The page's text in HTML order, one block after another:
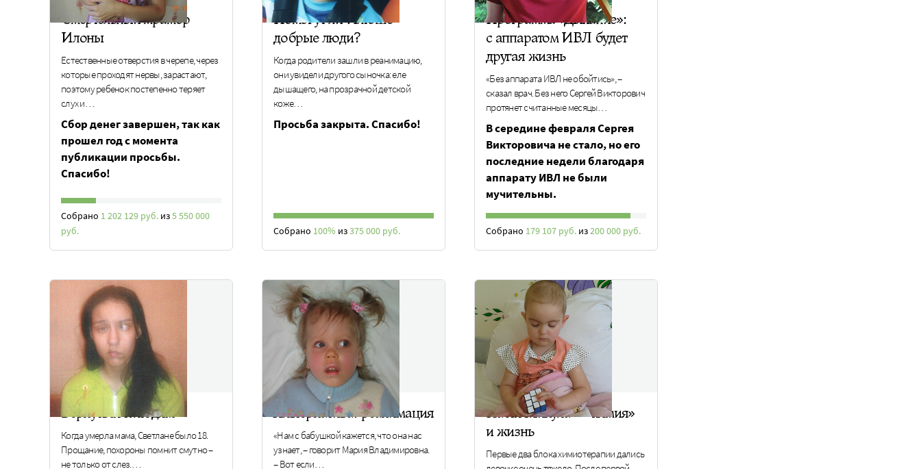
Смертельный мрамор
Илоны
Естественные отверстия в черепе, через
которые проходят нервы, зарастают,
поэтому ребенок постепенно теряет
слух и…
Сбор денег завершен, так как
прошел год с момента
публикации просьбы.
Спасибо!
Собрано 1 202 129 руб. из5 550 000
руб.
Помогут ли Илюше
добрые люди?
Когда родители зашли в реанимацию,
они увидели другого сыночка: еле
дышащего, на прозрачной детской
коже…
Просьба закрыта. Спасибо!
Собрано 100% из375 000 руб.
Программа «Дыхание»:
с аппаратом ИВЛ будет
другая жизнь
«Без аппарата ИВЛ не обойтись», –
сказал врач. Без него Сергей Викторович
протянет считанные месяцы…
В середине февраля Сергея
Викторовича не стало, но его
последние недели благодаря
аппарату ИВЛ не были
мучительны.
Собрано 179 107 руб. из200 000 руб.
Вернуться к людям
Когда умерла мама, Светлане было 18.
Прощание, похороны помнит смутно –
не только от слез.…
Альтернатива: реанимация
«Нам с бабушкой кажется, что она нас
узнает, – говорит Мария Владимировна.
– Вот если…
Настя Микула – «химия»
и жизнь
Первые два блока химиотерапии дались